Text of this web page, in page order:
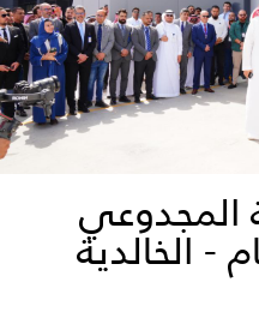
المجدوعي
- الخالدية